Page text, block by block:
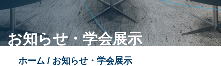
お知らせ・学会展示
ホーム / お知らせ・学会展示